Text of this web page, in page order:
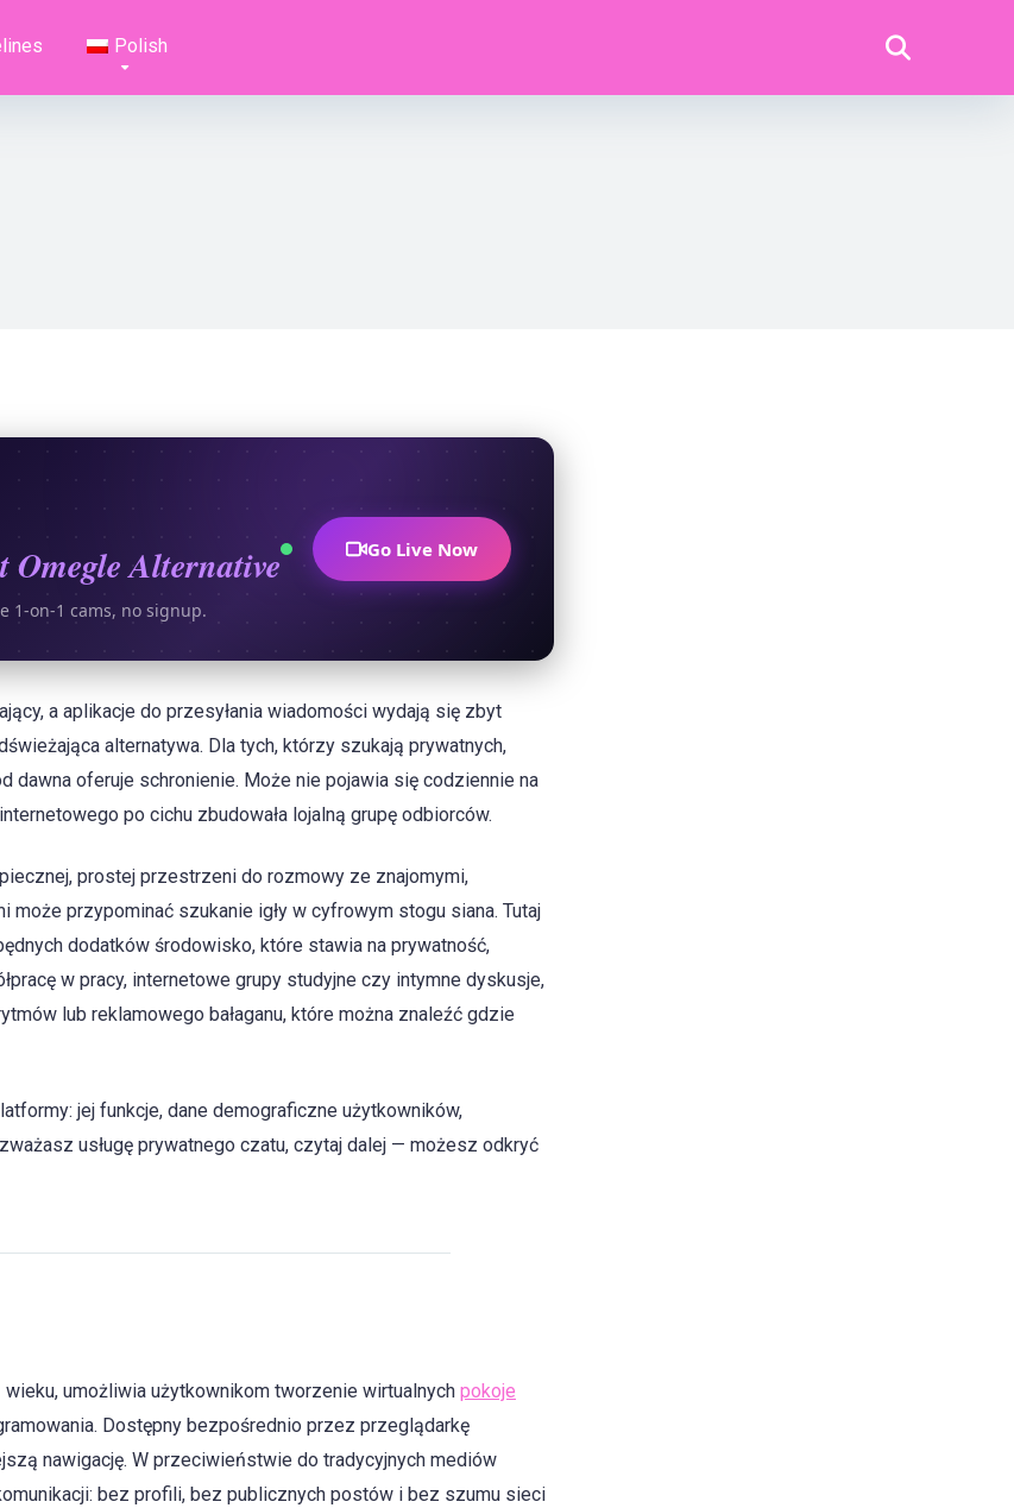
Polish
Omegle Alternative
1-on-1 cams, no signup.
Go Live Now
a aplikacje do przesyłania wiadomości wydają się zbyt
alternatywa. Dla tych, którzy szukają prywatnych,
oferuje schronienie. Może nie pojawia się codziennie na
po cichu zbudowała lojalną grupę odbiorców.
prostej przestrzeni do rozmowy ze znajomymi,
przypominać szukanie igły w cyfrowym stogu siana. Tutaj
dodatków środowisko, które stawia na prywatność,
w pracy, internetowe grupy studyjne czy intymne dyskusje,
lub reklamowego bałaganu, które można znaleźć gdzie
jej funkcje, dane demograficzne użytkowników,
usługę prywatnego czatu, czytaj dalej — możesz odkryć
umożliwia użytkownikom tworzenie wirtualnych pokoje
Dostępny bezpośrednio przez przeglądarkę
nawigację. W przeciwieństwie do tradycyjnych mediów
bez profili, bez publicznych postów i bez szumu sieci